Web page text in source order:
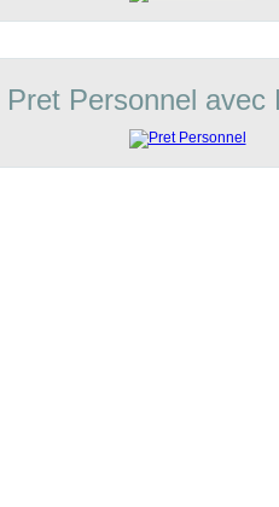
Pret Personnel avec